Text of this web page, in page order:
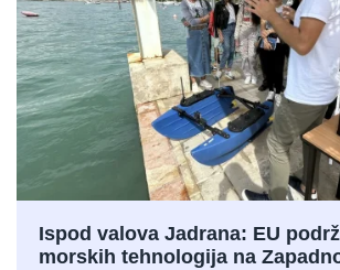
Ispod valova Jadrana: EU
morskih tehnologija na